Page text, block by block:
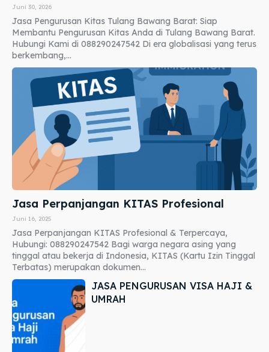
Juni 30, 2026
Jasa Pengurusan Kitas Tulang Bawang Barat: Siap
Membantu Pengurusan Kitas Anda di Tulang Bawang Barat.
Hubungi Kami di 088290247542 Di era globalisasi yang terus
berkembang,...
Jasa Perpanjangan KITAS Profesional
Juni 16, 2025
Jasa Perpanjangan KITAS Profesional & Terpercaya,
Hubungi: 088290247542 Bagi warga negara asing yang
tinggal atau bekerja di Indonesia, KITAS (Kartu Izin Tinggal
Terbatas) merupakan dokumen...
JASA PENGURUSAN VISA HAJI &
UMRAH